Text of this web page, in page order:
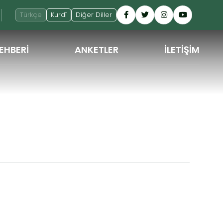
Türkçe Kurdî Diğer Diller
ANKETLER İLETİŞİM